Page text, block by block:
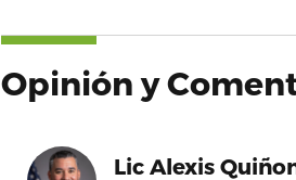
Opinión y
Lic Alexis